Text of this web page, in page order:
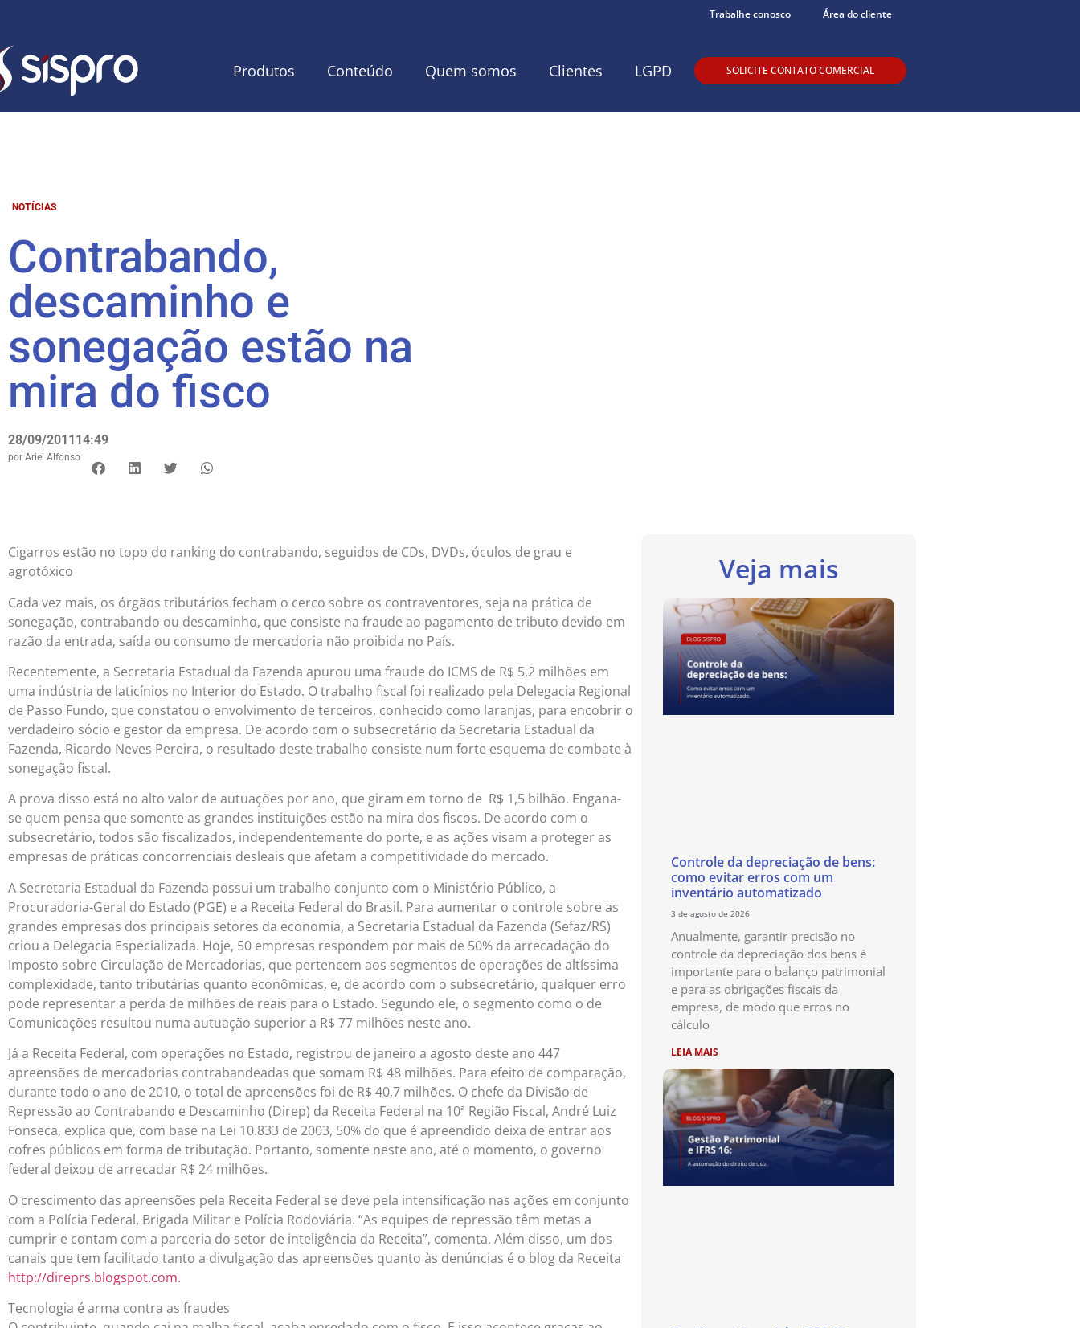
Trabalhe conosco Área do cliente
Produtos Conteúdo Quem somos Clientes LGPD SOLICITE CONTATO COMERCIAL
NOTÍCIAS
Contrabando,
descaminho e
sonegação estão na
mira do fisco
28/09/2011 14:49
por Ariel Alfonso
Cigarros estão no topo do ranking do contrabando, seguidos de CDs, DVDs, óculos de grau e
agrotóxico
Cada vez mais, os órgãos tributários fecham o cerco sobre os contraventores, seja na prática de
sonegação, contrabando ou descaminho, que consiste na fraude ao pagamento de tributo devido em
razão da entrada, saída ou consumo de mercadoria não proibida no País.
Recentemente, a Secretaria Estadual da Fazenda apurou uma fraude do ICMS de R$ 5,2 milhões em
uma indústria de laticínios no Interior do Estado. O trabalho fiscal foi realizado pela Delegacia Regional
de Passo Fundo, que constatou o envolvimento de terceiros, conhecido como laranjas, para encobrir o
verdadeiro sócio e gestor da empresa. De acordo com o subsecretário da Secretaria Estadual da
Fazenda, Ricardo Neves Pereira, o resultado deste trabalho consiste num forte esquema de combate à
sonegação fiscal.
A prova disso está no alto valor de autuações por ano, que giram em torno de R$ 1,5 bilhão. Engana-
se quem pensa que somente as grandes instituições estão na mira dos fiscos. De acordo com o
subsecretário, todos são fiscalizados, independentemente do porte, e as ações visam a proteger as
empresas de práticas concorrenciais desleais que afetam a competitividade do mercado.
A Secretaria Estadual da Fazenda possui um trabalho conjunto com o Ministério Público, a
Procuradoria-Geral do Estado (PGE) e a Receita Federal do Brasil. Para aumentar o controle sobre as
grandes empresas dos principais setores da economia, a Secretaria Estadual da Fazenda (Sefaz/RS)
criou a Delegacia Especializada. Hoje, 50 empresas respondem por mais de 50% da arrecadação do
Imposto sobre Circulação de Mercadorias, que pertencem aos segmentos de operações de altíssima
complexidade, tanto tributárias quanto econômicas, e, de acordo com o subsecretário, qualquer erro
pode representar a perda de milhões de reais para o Estado. Segundo ele, o segmento como o de
Comunicações resultou numa autuação superior a R$ 77 milhões neste ano.
Já a Receita Federal, com operações no Estado, registrou de janeiro a agosto deste ano 447
apreensões de mercadorias contrabandeadas que somam R$ 48 milhões. Para efeito de comparação,
durante todo o ano de 2010, o total de apreensões foi de R$ 40,7 milhões. O chefe da Divisão de
Repressão ao Contrabando e Descaminho (Direp) da Receita Federal na 10ª Região Fiscal, André Luiz
Fonseca, explica que, com base na Lei 10.833 de 2003, 50% do que é apreendido deixa de entrar aos
cofres públicos em forma de tributação. Portanto, somente neste ano, até o momento, o governo
federal deixou de arrecadar R$ 24 milhões.
O crescimento das apreensões pela Receita Federal se deve pela intensificação nas ações em conjunto
com a Polícia Federal, Brigada Militar e Polícia Rodoviária. “As equipes de repressão têm metas a
cumprir e contam com a parceria do setor de inteligência da Receita”, comenta. Além disso, um dos
canais que tem facilitado tanto a divulgação das apreensões quanto às denúncias é o blog da Receita
http://direprs.blogspot.com.
Tecnologia é arma contra as fraudes
Veja mais
Controle da depreciação de bens:
como evitar erros com um
inventário automatizado
3 de agosto de 2026
Anualmente, garantir precisão no
controle da depreciação dos bens é
importante para o balanço patrimonial
e para as obrigações fiscais da
empresa, de modo que erros no
cálculo
LEIA MAIS